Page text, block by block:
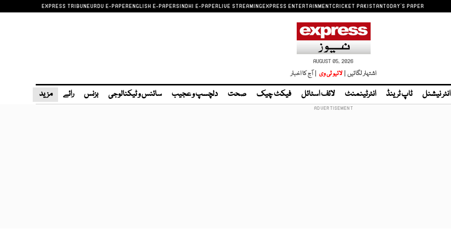
EXPRESS TRIBUNEURDU E-PAPERENGLISH E-PAPERSINDHI E-PAPERLIVE STREAMINGEXPRESS ENTERTAINMENTCRICKET PAKISTANTODAY'S PAPER
AUGUST 05, 2026
اشتہار لگائیں | لائیو ٹی وی | آج کا اخبار
انٹر نیشنل ٹاپ ٹرینڈ انٹرٹینمنٹ لائف اسٹائل فیکٹ چیک صحت دلچسپ و عجیب سائنس و ٹیکنالوجی بزنس رائے مزید